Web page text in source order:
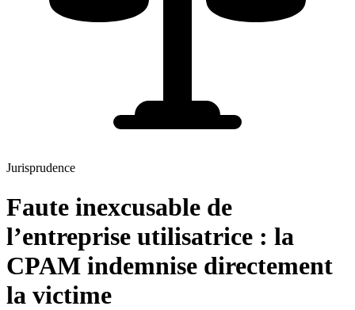
Jurisprudence
Faute inexcusable de
l’entreprise utilisatrice : la
CPAM indemnise directement
la victime